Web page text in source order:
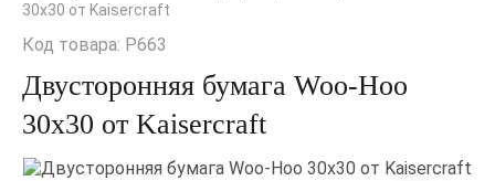
30х30 от Kaisercraft
Код товара: P663
Двусторонняя бумага Woo-Hoo
30х30 от Kaisercraft